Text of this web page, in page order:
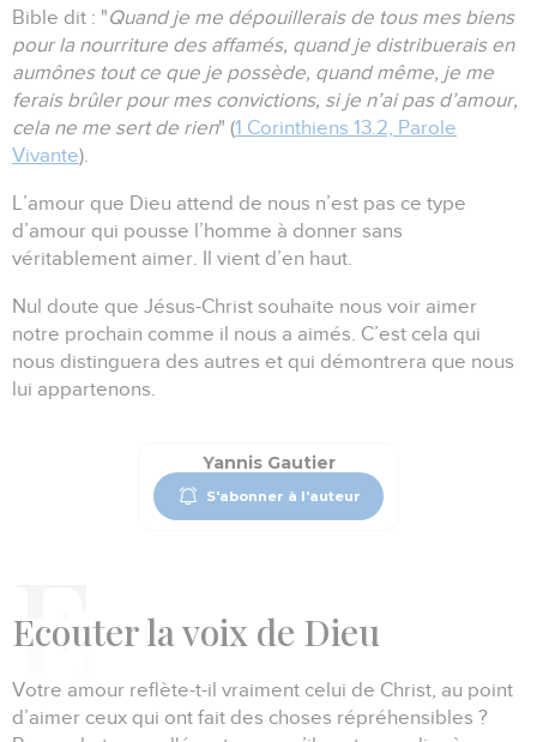
Bible dit : "Quand je me dépouillerais de tous mes biens
pour la nourriture des affamés, quand je distribuerais en
aumônes tout ce que je possède, quand même, je me
ferais brûler pour mes convictions, si je n’ai pas d’amour,
cela ne me sert de rien" (1 Corinthiens 13.2, Parole
Vivante).
L’amour que Dieu attend de nous n’est pas ce type
d’amour qui pousse l’homme à donner sans
véritablement aimer.
Il vient d’en haut.
Nul doute que Jésus-Christ souhaite nous voir aimer
notre prochain comme il nous a aimés. C’est cela qui
nous distinguera des autres et qui démontrera que nous
lui appartenons.
Yannis Gautier
S'abonner à l'auteur
Ecouter la voix de Dieu
Votre amour reflète-t-il vraiment celui de Christ, au point
d’aimer ceux qui ont fait des choses répréhensibles ?